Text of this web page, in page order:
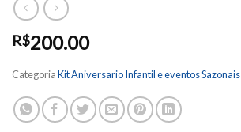
R$200.00
CategoriaKit Aniversario Infantil e eventos Sazonais